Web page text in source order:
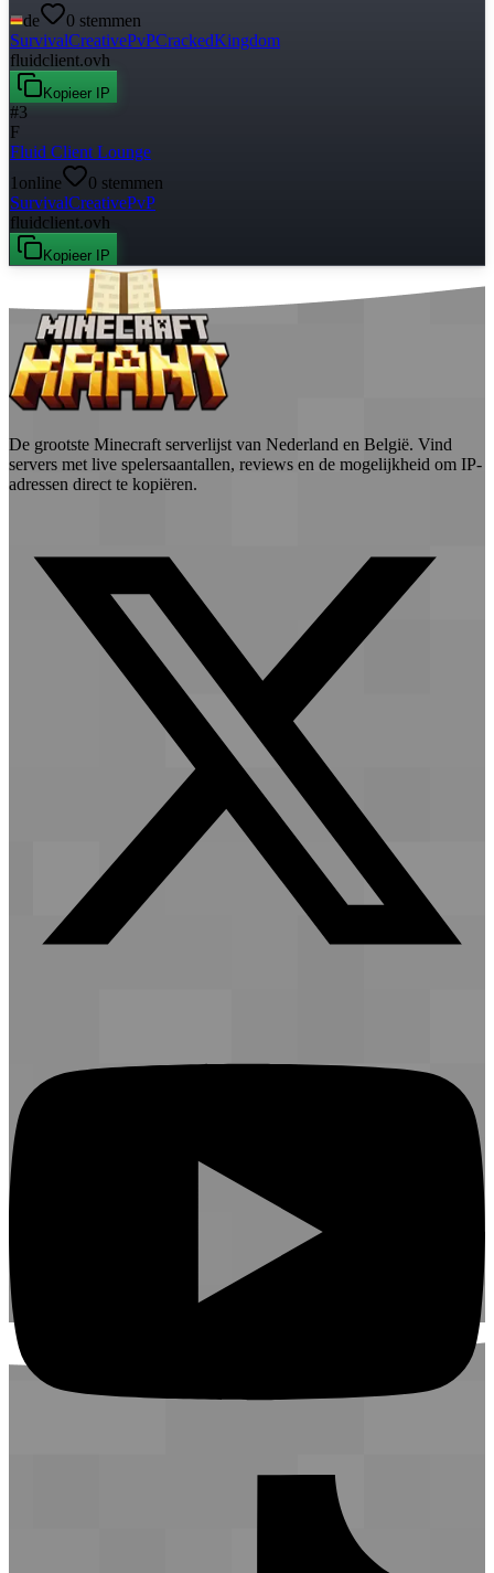
de
0 stemmen
SurvivalCreativePvPCrackedKingdom
fluidclient.ovh
Kopieer IP
#3
F
Fluid Client Lounge
1 online 0 stemmen
SurvivalCreativePvP
fluidclient.ovh
Kopieer IP
De grootste Minecraft serverlijst van Nederland en België. Vind
servers met live spelersaantallen, reviews en de mogelijkheid om IP-
adressen direct te kopiëren.